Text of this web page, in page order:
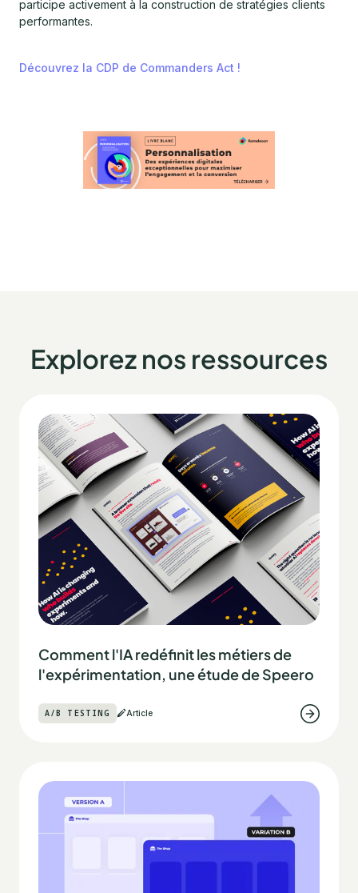
participe activement à la construction de stratégies clients
performantes.
Découvrez la CDP de Commanders Act !
Explorez nos ressources
Comment l'IA redéfinit les métiers de
l'expérimentation, une étude de Speero
A/B TESTING Article